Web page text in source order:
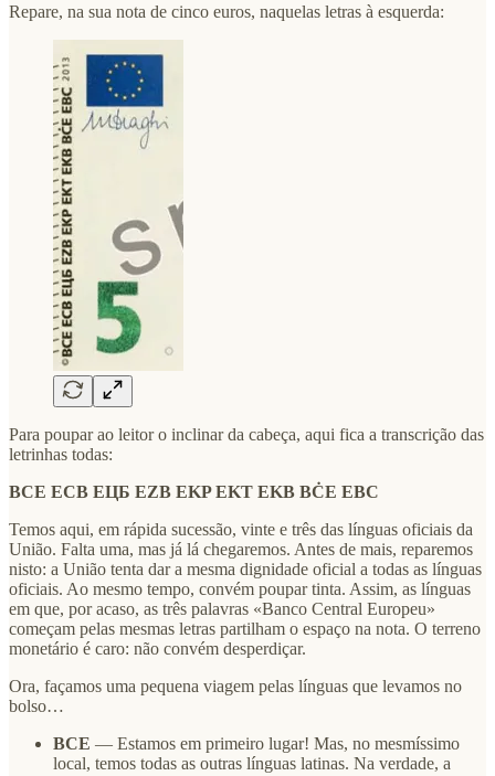
Repare, na sua nota de cinco euros, naquelas letras à esquerda:
Para poupar ao leitor o inclinar da cabeça, aqui fica a transcrição das
letrinhas todas:
BCE ECB ЕЦБ EZB EKP ΕΚΤ EKB BĊE EBC
Temos aqui, em rápida sucessão, vinte e três das línguas oficiais da
União. Falta uma, mas já lá chegaremos. Antes de mais, reparemos
nisto: a União tenta dar a mesma dignidade oficial a todas as línguas
oficiais. Ao mesmo tempo, convém poupar tinta. Assim, as línguas
em que, por acaso, as três palavras «Banco Central Europeu»
começam pelas mesmas letras partilham o espaço na nota. O terreno
monetário é caro: não convém desperdiçar.
Ora, façamos uma pequena viagem pelas línguas que levamos no
bolso…
BCE — Estamos em primeiro lugar! Mas, no mesmíssimo
local, temos todas as outras línguas latinas. Na verdade, a